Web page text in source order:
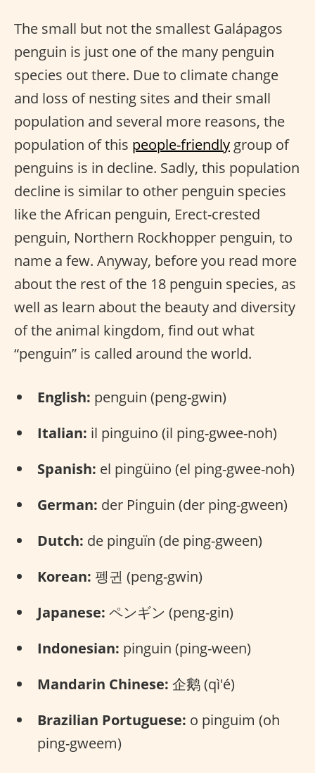
The small but not the smallest Galápagos
penguin is just one of the many penguin
species out there. Due to climate change
and loss of nesting sites and their small
population and several more reasons, the
population of this people-friendly group of
penguins is in decline. Sadly, this population
decline is similar to other penguin species
like the African penguin, Erect-crested
penguin, Northern Rockhopper penguin, to
name a few. Anyway, before you read more
about the rest of the 18 penguin species, as
well as learn about the beauty and diversity
of the animal kingdom, find out what
“penguin” is called around the world.
English: penguin (peng-gwin)
Italian: il pinguino (il ping-gwee-noh)
Spanish: el pingüino (el ping-gwee-noh)
German: der Pinguin (der ping-gween)
Dutch: de pinguïn (de ping-gween)
Korean: 펭귄 (peng-gwin)
Japanese: ペンギン (peng-gin)
Indonesian: pinguin (ping-ween)
Mandarin Chinese: 企鹅 (qì'é)
Brazilian Portuguese: o pinguim (oh
ping-gweem)